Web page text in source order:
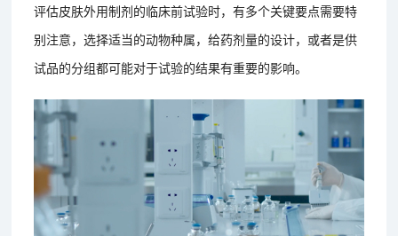
评估皮肤外用制剂的临床前试验时，有多个关键要点需要特
别注意，选择适当的动物种属，给药剂量的设计，或者是供
试品的分组都可能对于试验的结果有重要的影响。